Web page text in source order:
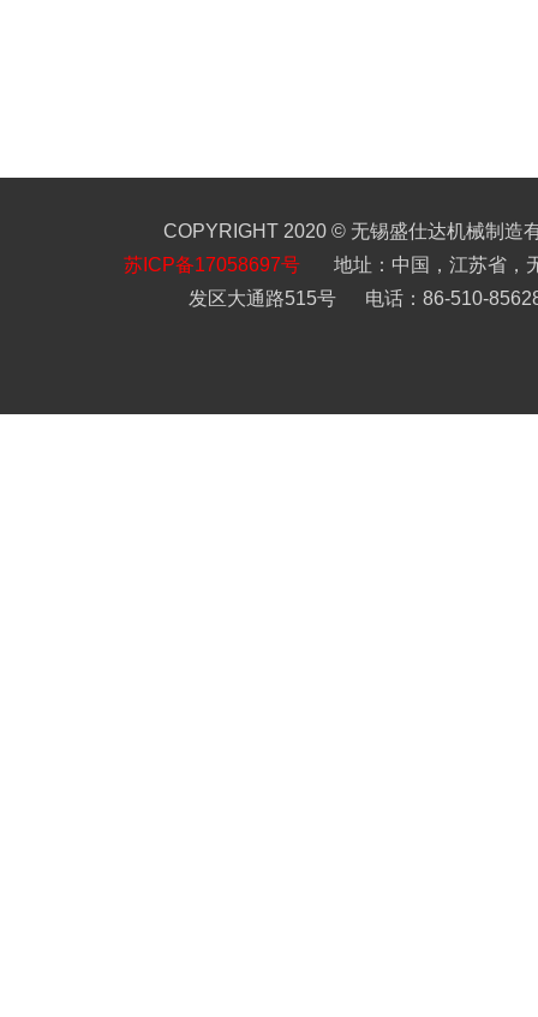
COPYRIGHT 2020 © 无锡盛仕达机械制造
苏ICP备17058697号
地址：中国，江苏省，
发区大通路515号 电话：86-510-